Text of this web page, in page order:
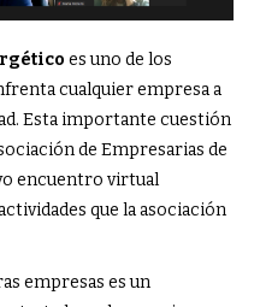
es uno de los
cualquier empresa a
Esta importante cuestión
de Empresarias de
encuentro virtual
que la asociación
empresas es un